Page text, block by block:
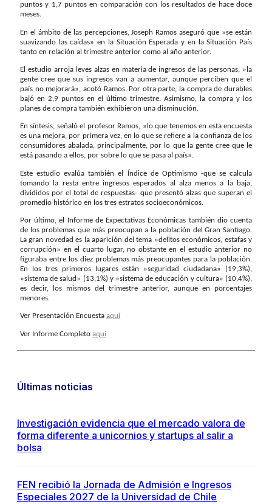
puntos y 1,7 puntos en comparación con los resultados de hace doce
meses.
En el ámbito de las percepciones, Joseph Ramos aseguró que »se están
suavizando las caídas» en la Situación Esperada y en la Situación País
tanto en relación al trimestre anterior como al año anterior.
El estudio arroja leves alzas en materia de ingresos de las personas, »la
gente cree que sus ingresos van a aumentar, aunque perciben que el
país no mejorará», acotó Ramos. Por otra parte, la compra de durables
bajó en 2,9 puntos en el último trimestre. Asimismo, la compra y los
planes de compra también exhibieron una disminución.
En síntesis, señaló el profesor Ramos, »lo que tenemos en esta encuesta
es una mejora, por primera vez, en lo que se refiere a la confianza de los
consumidores abalada, principalmente, por lo que la gente cree que le
está pasando a ellos, por sobre lo que se pasa al país».
Este estudio evalúa también el Índice de Optimismo -que se calcula
tomando la resta entre ingresos esperados al alza menos a la baja,
divididos por el total de respuestas- que presentó alzas que superan el
promedio histórico en los tres estratos socioeconómicos.
Por último, el Informe de Expectativas Económicas también dio cuenta
de los problemas que más preocupan a la población del Gran Santiago.
La gran novedad es la aparición del tema »delitos económicos, estafas y
corrupción» en el cuarto lugar, no obstante en el estudio anterior no
figuraba entre los diez problemas más preocupantes para la población.
En los tres primeros lugares están »seguridad ciudadana» (19,3%),
»sistema de salud» (13,1%) y »sistema de educación y cultura» (10,4%),
es decir, los mismos del trimestre anterior, aunque en porcentajes
menores.
Ver Presentación Encuesta aquí
Ver Informe Completo aquí
Últimas noticias
Investigación evidencia que el mercado valora de
forma diferente a unicornios y startups al salir a
bolsa
FEN recibió la Jornada de Admisión e Ingresos
Especiales 2027 de la Universidad de Chile